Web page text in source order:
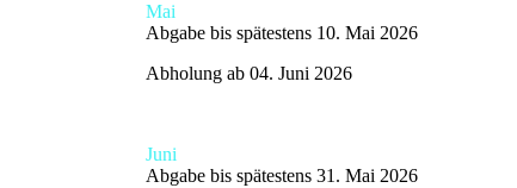
Mai
Abgabe bis spätestens 10. Mai 2026
Abholung ab 04. Juni 2026
Juni
Abgabe bis spätestens 31. Mai 2026